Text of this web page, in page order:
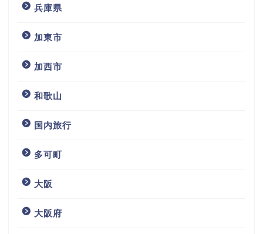
兵庫県
加東市
加西市
和歌山
国内旅行
多可町
大阪
大阪府